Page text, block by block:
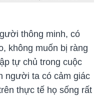
thông minh, có
không muốn bị ràng
tự chủ trong cuộc
người ta có cảm giác
thực tế họ sống rất